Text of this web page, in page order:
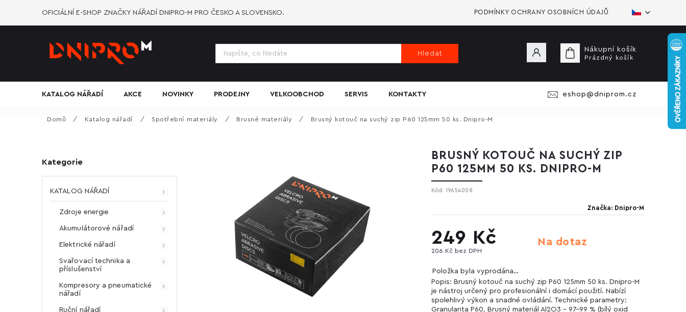
OFICIÁLNÍ E-SHOP ZNAČKY NÁŘADÍ DNIPRO-M PRO ČESKO A SLOVENSKO. PODMÍNKY OCHRANY OSOBNÍCH ÚDAJŮ
Hledat
Nákupní košík
Prázdný košík
KATALOG NÁŘADÍ AKCE NOVINKY PRODEJNY VELKOOBCHOD SERVIS KONTAKTY eshop@dniprom.cz
Domů / Katalog nářadí / Spotřební materiály / Brusné materiály / Brusný kotouč na suchý zip P60 125mm 50 ks. Dnipro-M
Kategorie
KATALOG NÁŘADÍ
Zdroje energie
Akumulátorové nářadí
Elektrické nářadí
Svařovací technika a
příslušenství
Kompresory a pneumatické
nářadí
Ruční nářadí
BRUSNÝ KOTOUČ NA SUCHÝ ZIP
P60 125MM 50 KS. DNIPRO-M
Kód: 19654008
Značka: Dnipro-M
249 Kč
206 Kč bez DPH
Na dotaz
Položka byla vyprodána…
Popis: Brusný kotouč na suchý zip P60 125mm 50 ks. Dnipro-M
je nástroj určený pro profesionální i domácí použití. Nabízí
spolehlivý výkon a snadné ovládání. Technické parametry:
Granularita Р60, Brusný materiál Al2O3 - 97-99 % (bílý oxid